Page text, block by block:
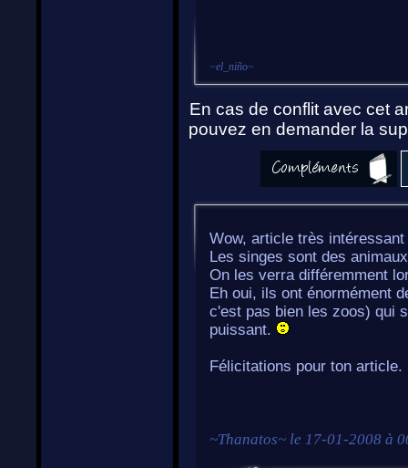
~el_niño~
En cas de conflit avec cet
pouvez en demander la
Wow, article très
Les singes sont des
On les verra différemment
Eh oui, ils ont énormément
c'est pas bien les zoos) qui
puissant.
Félicitations pour ton article.
~Thanatos~ le 17-01-2008 à